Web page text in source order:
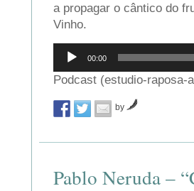
a propagar o cântico do
Vinho.
Reprodutor
áudio
00:00
Podcast (estudio-raposa-
by
Pablo Neruda –